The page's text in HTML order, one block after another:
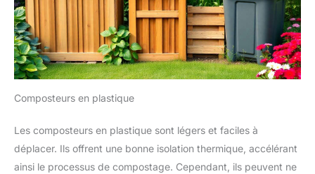
Composteurs en plastique
Les composteurs en plastique sont légers et faciles à
déplacer. Ils offrent une bonne isolation thermique, accélérant
ainsi le processus de compostage. Cependant, ils peuvent ne